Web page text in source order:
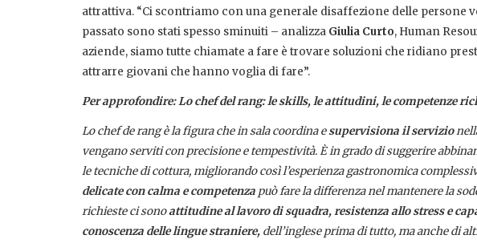
attrattiva. “Ci scontriamo con una generale disaffezione delle persone
passato sono stati spesso sminuiti – analizza Giulia Curto, Human
aziende, siamo tutte chiamate a fare è trovare soluzioni che ridiano
attrarre giovani che hanno voglia di fare”.
Per approfondire:Lo chef del rang: le skills, le attitudini, le competenze
Lo chef de rang è la figura che in sala coordina esupervisiona il servizio
vengano serviti con precisione e tempestività. È in grado di suggerire
le tecniche di cottura, migliorando così l’esperienza gastronomica
delicate con calma e competenza può fare la differenza nel mantenere la
richieste ci sonoattitudine al lavoro di squadra, resistenzaallo stress e
conoscenza delle lingue straniere, dell’inglese prima di tutto, ma anche di